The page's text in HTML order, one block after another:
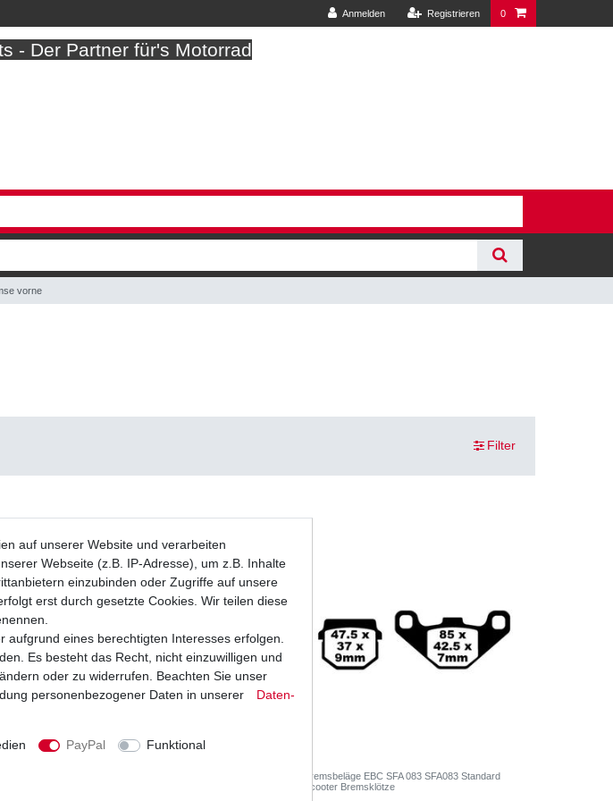
Anmelden Registrieren 0
- Der Partner für's Motorrad
vorne
Filter
Bremsbeläge EBC SFA 083 SFA083 Standard
Scooter Bremsklötze
auf unserer Website und verarbeiten
Webseite (z.B. IP-Adresse), um z.B. Inhalte
einzubinden oder Zugriffe auf unsere
erst durch gesetzte Cookies. Wir teilen diese
eines berechtigten Interesses erfolgen.
Es besteht das Recht, nicht einzuwilligen und
oder zu widerrufen. Beachten Sie unser
personenbezogener Daten in unserer
Daten­
PayPal
Funktional